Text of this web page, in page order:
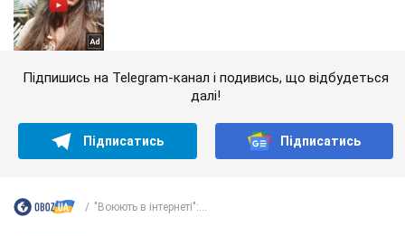
Підпишись на Telegram-канал і подивись, що відбудеться
далі!
Підписатись Підписатись
"Воюють в інтернеті":...